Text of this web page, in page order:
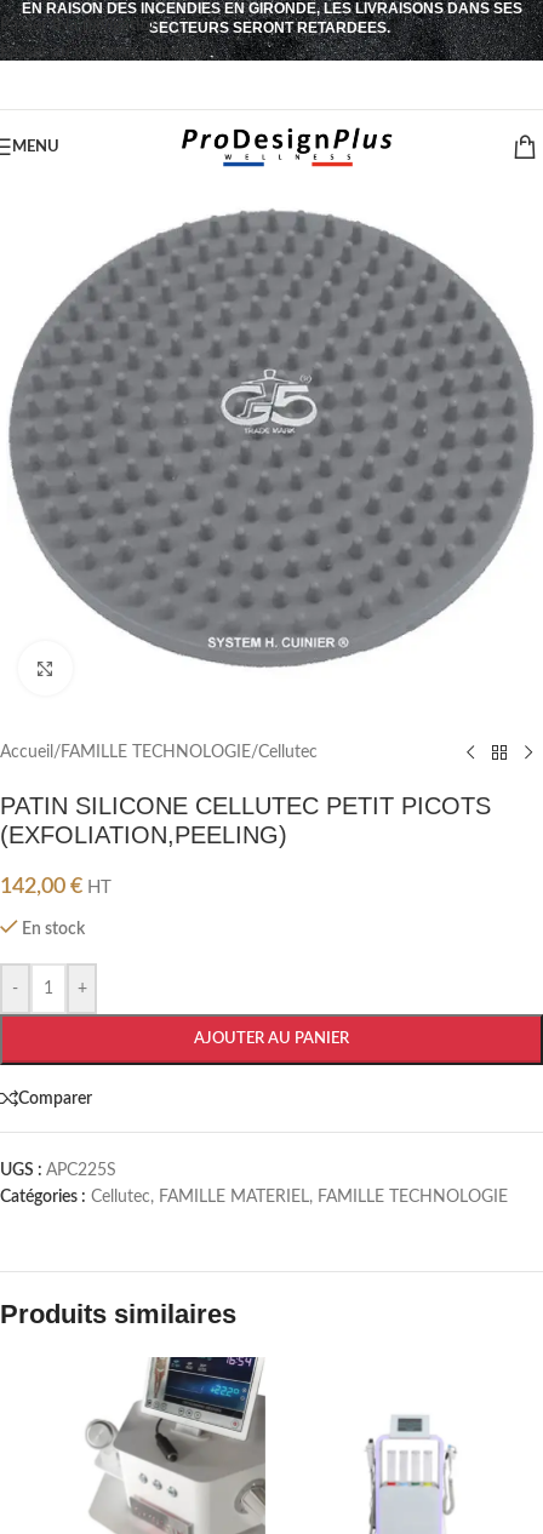
Passer à la navigation
Passer au contenu principal
EN RAISON DES INCENDIES EN GIRONDE, LES LIVRAISONS DANS SES
SECTEURS SERONT RETARDEES.
MENU
Cliquez pour agrandir
Accueil / FAMILLE TECHNOLOGIE/Cellutec
PATIN SILICONE CELLUTEC PETIT PICOTS
(EXFOLIATION,PEELING)
142,00 € HT
En stock
- +
AJOUTER AU PANIER
Comparer
UGS : APC225S
Catégories : Cellutec, FAMILLE MATERIEL, FAMILLE TECHNOLOGIE
Produits similaires